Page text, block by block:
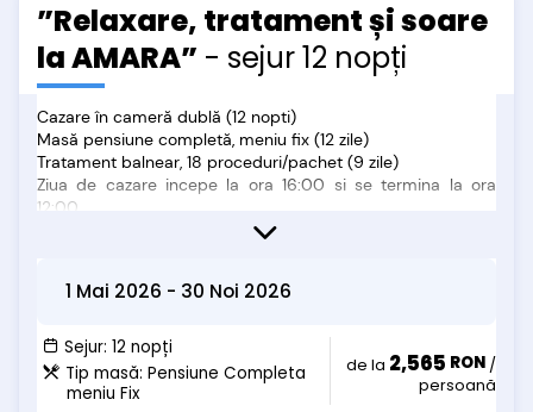
”Relaxare, tratament și soare
la AMARA” - sejur 12 nopți
Cazare în cameră dublă (12 nopti)
Masă pensiune completă, meniu fix (12 zile)
Tratament balnear, 18 proceduri/pachet (9 zile)
Ziua de cazare incepe la ora 16:00 si se termina la ora
12:00
specialist
Sanatate Judeteana
• adeverinta de salariat / cupon de pensie / certificat de
nastere in cazul copiilor
1 Mai 2026 - 30 Noi 2026
Sejur: 12 nopți
Tip masă: Pensiune Completa
meniu Fix
de la 2,565 RON /
persoană